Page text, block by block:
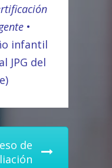
•
infantil
JPG del
de